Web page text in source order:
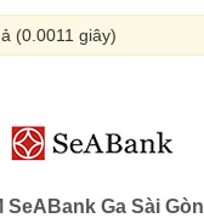
(0.0011 giây)
SeABank Ga Sài Gòn